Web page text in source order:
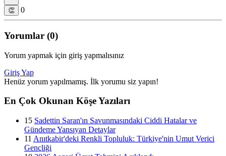
👏 0
Yorumlar (0)
Yorum yapmak için giriş yapmalısınız
Giriş Yap
Henüz yorum yapılmamış. İlk yorumu siz yapın!
En Çok Okunan Köşe Yazıları
15 Sadettin Saran'ın Savunmasındaki Ciddi Hatalar ve
Gündeme Yansıyan Detaylar
11 Anıtkabir'deki Renkli Topluluk: Türkiye'nin Umut Verici
Gençliği